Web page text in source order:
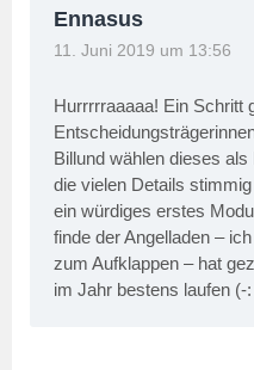
Ennasus
11. Juni 2019 um 13:56
Hurrrrraaaaa! Ein Schritt
Billund wählen dieses
die vielen Details
ein würdiges erstes
finde der Angelladen –
zum Aufklappen – hat
im Jahr bestens laufen (-: